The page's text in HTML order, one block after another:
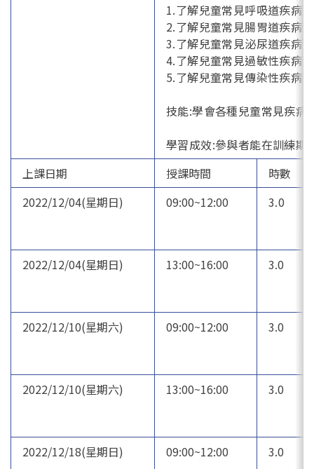
1.了解兒童常見呼吸道疾病
2.了解兒童常見腸胃道疾病
3.了解兒童常見泌尿道疾病
4.了解兒童常見過敏性疾病
5.了解兒童常見傳染性疾病
技能:學會各種兒童常見疾病
學習成效:參與者能在訓練期
上課日期
授課時間
時數
2022/12/04(星期日)
09:00~12:00 3.0
2022/12/04(星期日) 13:00~16:00 3.0
2022/12/10(星期六) 09:00~12:00 3.0
2022/12/10(星期六) 13:00~16:00 3.0
2022/12/18(星期日) 09:00~12:00 3.0